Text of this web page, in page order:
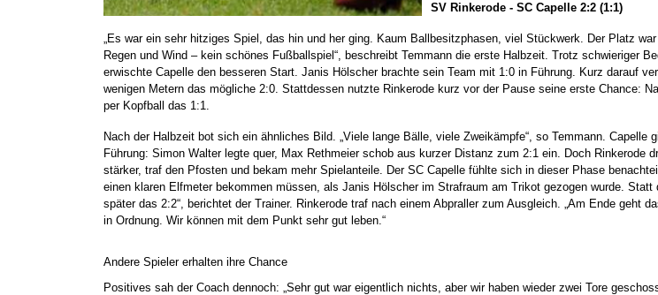
SV Rinkerode - SC Capelle 2:2 (1:1)
„Es war ein sehr hitziges Spiel, das hin und her ging. Kaum Ballbesitzphasen, viel Stückwerk. Der Platz
Regen und Wind – kein schönes Fußballspiel“, beschreibt Temmann die erste Halbzeit. Trotz schwieriger
erwischte Capelle den besseren Start. Janis Hölscher brachte sein Team mit 1:0 in Führung. Kurz darauf
wenigen Metern das mögliche 2:0. Stattdessen nutzte Rinkerode kurz vor der Pause seine erste Chance:
per Kopfball das 1:1.
Nach der Halbzeit bot sich ein ähnliches Bild. „Viele lange Bälle, viele Zweikämpfe“, so Temmann. Capelle
Führung: Simon Walter legte quer, Max Rethmeier schob aus kurzer Distanz zum 2:1 ein. Doch Rinkerode
stärker, traf den Pfosten und bekam mehr Spielanteile. Der SC Capelle fühlte sich in dieser Phase
einen klaren Elfmeter bekommen müssen, als Janis Hölscher im Strafraum am Trikot gezogen wurde. Statt
später das 2:2“, berichtet der Trainer. Rinkerode traf nach einem Abpraller zum Ausgleich. „Am Ende geht
in Ordnung. Wir können mit dem Punkt sehr gut leben.“
Andere Spieler erhalten ihre Chance
Positives sah der Coach dennoch: „Sehr gut war eigentlich nichts, aber wir haben wieder zwei Tore